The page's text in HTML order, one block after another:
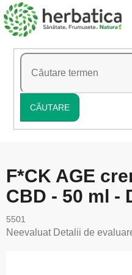
Treci
la
conținut
CĂUTARE
F*CK AGE
CBD - 50 ml -
5501
Evaluarea
Neevaluat Detalii de